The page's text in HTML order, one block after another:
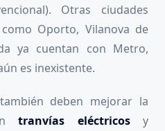
Otras ciudades
Oporto, Vilanova de
ya cuentan con Metro,
es inexistente.
deben mejorar la
tranvías eléctricosy